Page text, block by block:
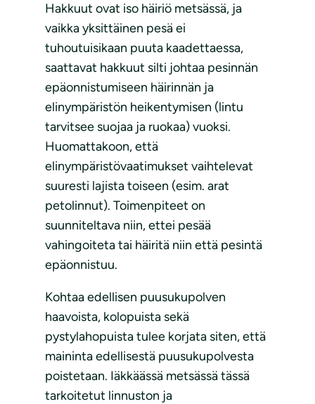
Hakkuut ovat iso häiriö metsässä, ja
vaikka yksittäinen pesä ei
tuhoutuisikaan puuta kaadettaessa,
saattavat hakkuut silti johtaa pesinnän
epäonnistumiseen häirinnän ja
elinympäristön heikentymisen (lintu
tarvitsee suojaa ja ruokaa) vuoksi.
Huomattakoon, että
elinympäristövaatimukset vaihtelevat
suuresti lajista toiseen (esim. arat
petolinnut). Toimenpiteet on
suunniteltava niin, ettei pesää
vahingoiteta tai häiritä niin että pesintä
epäonnistuu.
Kohtaa edellisen puusukupolven
haavoista, kolopuista sekä
pystylahopuista tulee korjata siten, että
maininta edellisestä puusukupolvesta
poistetaan. Iäkkäässä metsässä tässä
tarkoitetut linnuston ja